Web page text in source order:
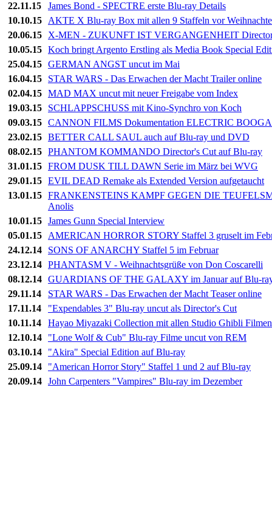
22.11.15
James Bond - SPECTRE erste Blu-ray Details
10.10.15
AKTE X Blu-ray Box mit allen 9 Staffeln vor
20.06.15
X-MEN - ZUKUNFT IST VERGANGENHEIT
10.05.15 Koch bringt Argento Erstling als Media Book Special
25.04.15 GERMAN ANGST uncut im Mai
16.04.15
STAR WARS - Das Erwachen der Macht Trailer online
02.04.15 MAD MAX uncut mit neuer Freigabe vom Index
19.03.15
SCHLAPPSCHUSS mit Kino-Synchro von Koch
09.03.15 CANNON FILMS Dokumentation ELECTRIC
23.02.15 BETTER CALL SAUL auch auf Blu-ray und DVD
08.02.15 PHANTOM KOMMANDO Director's Cut auf Blu-ray
31.01.15 FROM DUSK TILL DAWN Serie im März bei WVG
29.01.15 EVIL DEAD Remake als Extended Version aufgetaucht
13.01.15 FRANKENSTEINS KAMPF GEGEN DIE
Anolis
10.01.15 James Gunn Special Interview
05.01.15
AMERICAN HORROR STORY Staffel 3 gruselt im
24.12.14
SONS OF ANARCHY Staffel 5 im Februar
23.12.14 PHANTASM V - Weihnachtsgrüße von Don Coscarelli
08.12.14 GUARDIANS OF THE GALAXY im Januar auf Blu-
29.11.14
STAR WARS - Das Erwachen der Macht Teaser online
17.11.14
"Expendables 3" Blu-ray uncut als Director's Cut
10.11.14
Hayao Miyazaki Collection mit allen Studio Ghibli
12.10.14
"Lone Wolf & Cub" Blu-ray Filme uncut von REM
03.10.14
"Akira" Special Edition auf Blu-ray
25.09.14
"American Horror Story" Staffel 1 und 2 auf Blu-ray
20.09.14 John Carpenters "Vampires" Blu-ray im Dezember